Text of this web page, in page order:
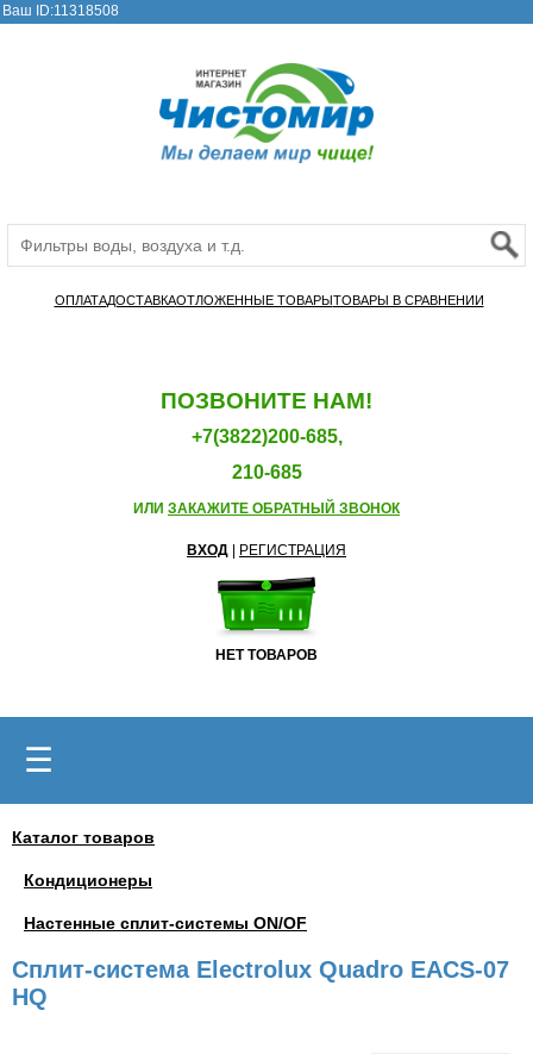
Ваш ID:11318508
ОПЛАТАДОСТАВКАОТЛОЖЕННЫЕ ТОВАРЫТОВАРЫ В СРАВНЕНИИ
ПОЗВОНИТЕ НАМ!
+7(3822)200-685,
210-685
ИЛИ ЗАКАЖИТЕ ОБРАТНЫЙ ЗВОНОК
ВХОД РЕГИСТРАЦИЯ
НЕТ ТОВАРОВ
☰
Каталог товаров
Кондиционеры
Настенные сплит-системы ON/OF
Сплит-система Electrolux Quadro EACS-07
HQ